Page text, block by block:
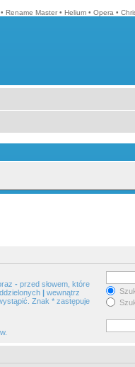
• Rename Master • Helium • Opera •
- przed słowem, które
| wewnątrz
Znak * zastępuje